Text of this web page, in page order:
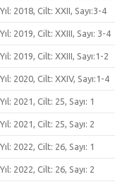
Yıl: 2018, Cilt: XXII, Sayı:3-4
Yıl: 2019, Cilt: XXIII, Sayı: 3-4
Yıl: 2019, Cilt: XXIII, Sayı:1-2
Yıl: 2020, Cilt: XXIV, Sayı:1-4
Yıl: 2021, Cilt: 25, Sayı: 1
Yıl: 2021, Cilt: 25, Sayı: 2
Yıl: 2022, Cilt: 26, Sayı: 1
Yıl: 2022, Cilt: 26, Sayı: 2